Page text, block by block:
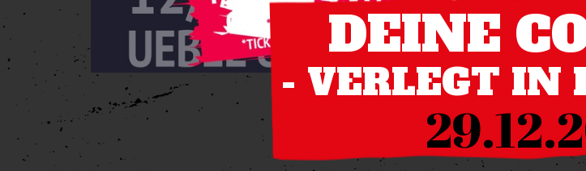
DEINE
- VERLEGT IN